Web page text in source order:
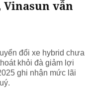
vẫn
đổi xe hybrid chưa
khỏi đà giảm lợi
ghi nhận mức lãi